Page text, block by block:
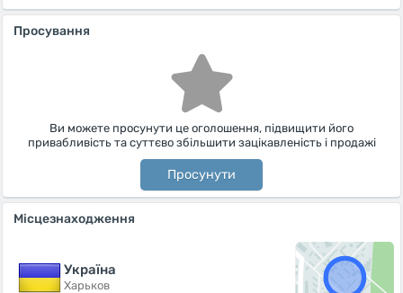
Просування
Ви можете просунути це оголошення, підвищити його
привабливість та суттєво збільшити зацікавленість і продажі
Просунути
Місцезнаходження
Україна
Харьков